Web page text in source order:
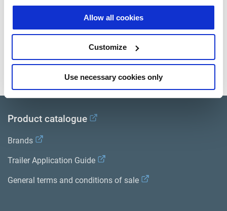
Allow all cookies
Customize
Use necessary cookies only
Documents
Bibliothèque de documentation sur les produits
Product catalogue
Brands
Trailer Application Guide
General terms and conditions of sale